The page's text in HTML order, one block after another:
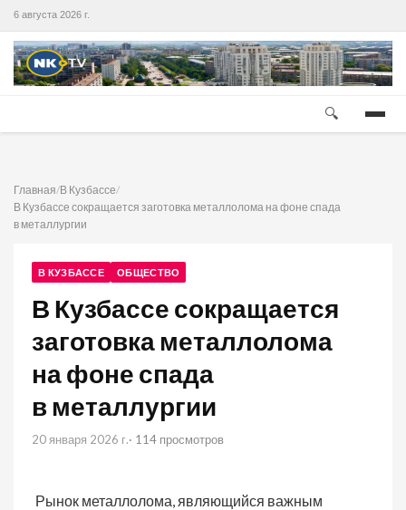
6 августа 2026 г.
🔍
Главная/В Кузбассе/
В Кузбассе сокращается заготовка металлолома на фоне спада
в металлургии
В КУЗБАССЕ ОБЩЕСТВО
В Кузбассе сокращается
заготовка металлолома
на фоне спада
в металлургии
20 января 2026 г.· 114 просмотров
Рынок металлолома, являющийся важным